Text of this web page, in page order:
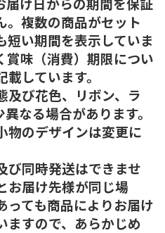
。複数の商品がセット
短い期間を表示していま
賞味（消費）期限につい
しています。
び花色、リボン、ラ
なる場合があります。
のデザインは変更に
同時発送はできませ
お届け先様が同じ場
っても商品によりお届け
ますので、あらかじめ